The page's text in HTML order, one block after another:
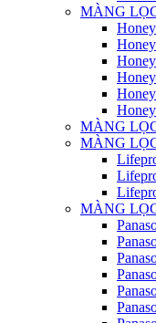
MÀNG
MÀNG
MÀNG
MÀNG